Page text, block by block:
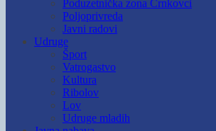
Poduzetnička zona Črnkovci
Poljoprivreda
Javni radovi
Udruge
Šport
Vatrogastvo
Kultura
Ribolov
Lov
Udruge mladih